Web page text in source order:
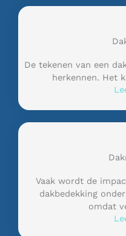
De tekenen van een
herkennen. Het
Vaak wordt de
dakbedekking
omdat